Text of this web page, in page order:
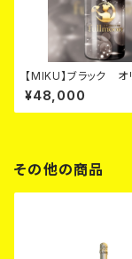
【MIKU】ブラック オ
ャンパン カード
¥48,000
その他の商品